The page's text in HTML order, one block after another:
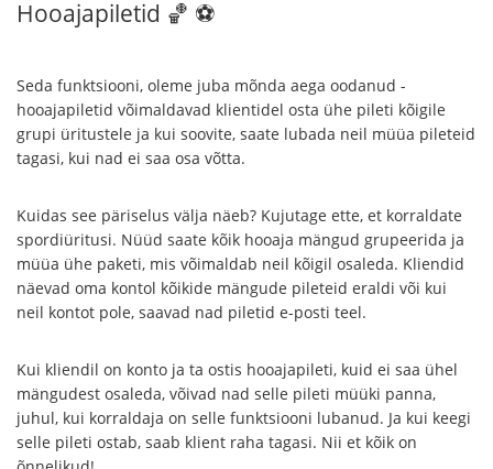
Hooajapiletid 🏀 ⚽️
Seda funktsiooni, oleme juba mõnda aega oodanud -
hooajapiletid võimaldavad klientidel osta ühe pileti kõigile
grupi üritustele ja kui soovite, saate lubada neil müüa pileteid
tagasi, kui nad ei saa osa võtta.
Kuidas see päriselus välja näeb? Kujutage ette, et korraldate
spordiüritusi. Nüüd saate kõik hooaja mängud grupeerida ja
müüa ühe paketi, mis võimaldab neil kõigil osaleda. Kliendid
näevad oma kontol kõikide mängude pileteid eraldi või kui
neil kontot pole, saavad nad piletid e-posti teel.
Kui kliendil on konto ja ta ostis hooajapileti, kuid ei saa ühel
mängudest osaleda, võivad nad selle pileti müüki panna,
juhul, kui korraldaja on selle funktsiooni lubanud. Ja kui keegi
selle pileti ostab, saab klient raha tagasi. Nii et kõik on